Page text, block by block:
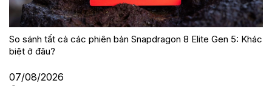
So sánh tất cả các phiên bản Snapdragon 8 Elite Gen 5: Khác
biệt ở đâu?
07/08/2026